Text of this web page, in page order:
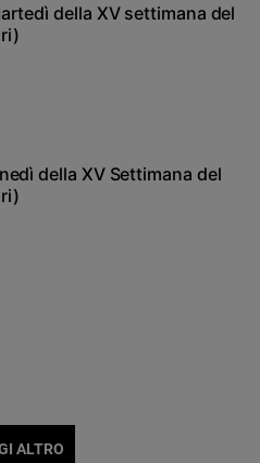
della XV settimana del
della XV Settimana del
ALTRO